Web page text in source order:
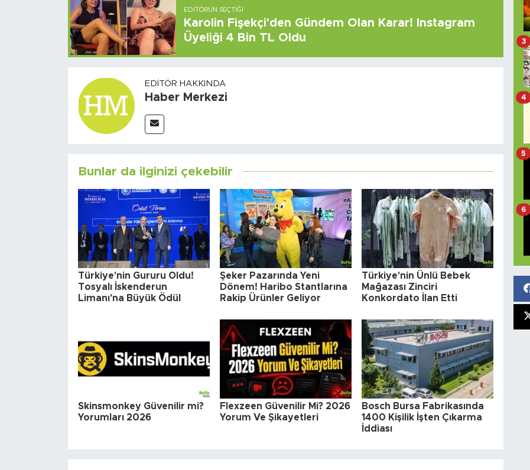
EDITÖRÜN SEÇTIĞI
Karolin Fişekçi'den Gündem Olan Karar! Instagram
Üyeliği 4 Bin TL Oldu
EDITÖR HAKKINDA
Haber Merkezi
Bunlar da ilginizi çekebilir
Türkiye'nin Gururu Oldu!
Tosyalı İskenderun
Limanı'na Büyük Ödül
Şeker Pazarında Yeni
Dönem! Haribo Stantlarına
Rakip Ürünler Geliyor
Türkiye'nin Ünlü Bebek
Mağazası Zinciri
Konkordato İlan Etti
Skinsmonkey Güvenilir mi?
Yorumları 2026
Flexzeen Güvenilir Mi? 2026
Yorum Ve Şikayetleri
Bosch Bursa Fabrikasında
1400 Kişilik İşten Çıkarma
İddiası
3
4
5
6